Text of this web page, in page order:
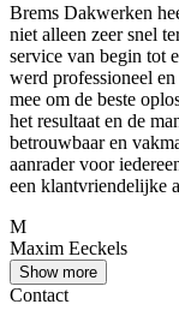
Brems Dakwerken
niet alleen zeer snel
service van begin tot
werd professioneel
mee om de beste
het resultaat en de
betrouwbaar en
aanrader voor
een klantvriendelijke
M
Maxim Eeckels
Show more
Contact